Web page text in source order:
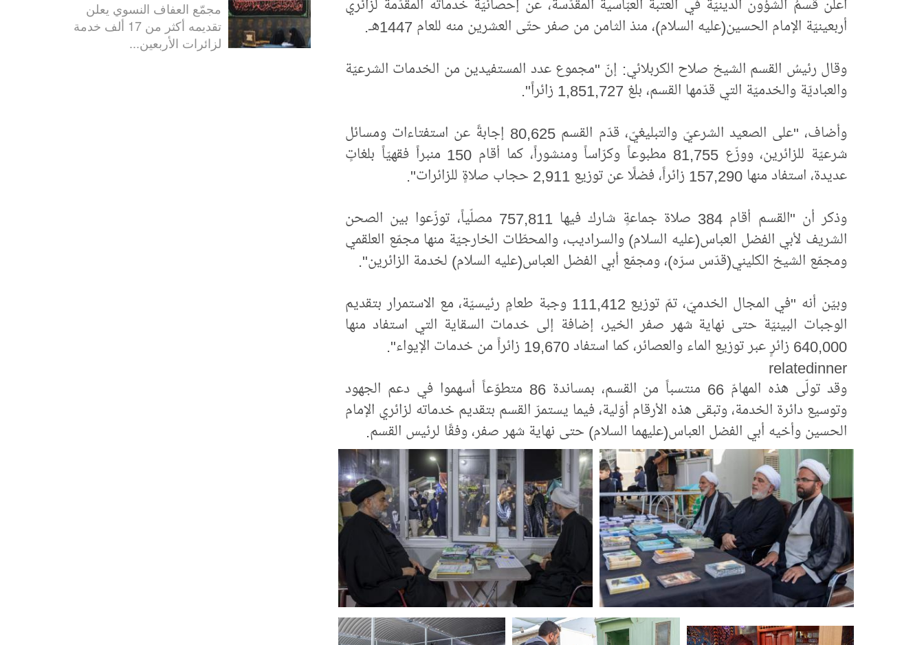
أعلن قسمُ الشؤون الدينيّة في العتبة العبّاسية المقدّسة، عن إحصائيّة خدماته المقدّمة لزائري
أربعينيّة الإمام الحسين(عليه السلام)، منذ الثامن من صفر حتّى العشرين منه للعام 1447هـ.
وقال رئيسُ القسم الشيخ صلاح الكربلائي: إنّ "مجموع عدد المستفيدين من الخدمات الشرعيّة
والعباديّة والخدميّة التي قدّمها القسم، بلغ 1,851,727 زائراً".
وأضاف، "على الصعيد الشرعيّ والتبليغيّ، قدّم القسم 80,625 إجابةً عن استفتاءات ومسائل
شرعيّة للزائرين، ووزّع 81,755 مطبوعاً وكرّاساً ومنشوراً، كما أقام 150 منبراً فقهيّاً بلغاتٍ
عديدة، استفاد منها 157,290 زائراً، فضلًا عن توزيع 2,911 حجاب صلاةٍ للزائرات".
وذكر أن "القسم أقام 384 صلاة جماعةٍ شارك فيها 757,811 مصلّياً، توزّعوا بين الصحن
الشريف لأبي الفضل العباس(عليه السلام) والسراديب، والمحطّات الخارجيّة منها مجمّع العلقمي
ومجمّع الشيخ الكليني(قدّس سرّه)، ومجمّع أبي الفضل العباس(عليه السلام) لخدمة الزائرين".
وبيّن أنه "في المجال الخدميّ، تمّ توزيع 111,412 وجبة طعامٍ رئيسيّة، مع الاستمرار بتقديم
الوجبات البينيّة حتى نهاية شهر صفر الخير، إضافة إلى خدمات السقاية التي استفاد منها
640,000 زائرٍ عبر توزيع الماء والعصائر، كما استفاد 19,670 زائراً من خدمات الإيواء".
relatedinner
وقد تولّى هذه المهامّ 66 منتسباً من القسم، بمساندة 86 متطوّعاً أسهموا في دعم الجهود
وتوسيع دائرة الخدمة، وتبقى هذه الأرقام أوّلية، فيما يستمرّ القسم بتقديم خدماته لزائري الإمام
الحسين وأخيه أبي الفضل العباس(عليهما السلام) حتى نهاية شهر صفر، وفقًا لرئيس القسم.
مجمّع العفاف النسوي يعلن
تقديمه أكثر من 17 ألف خدمة
لزائرات الأربعين...